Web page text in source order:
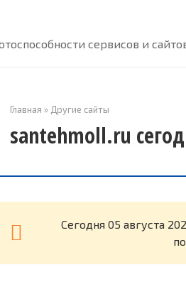
сервисов и
Главная » Другие сайты
santehmoll.ru
Cегодня 05 августа